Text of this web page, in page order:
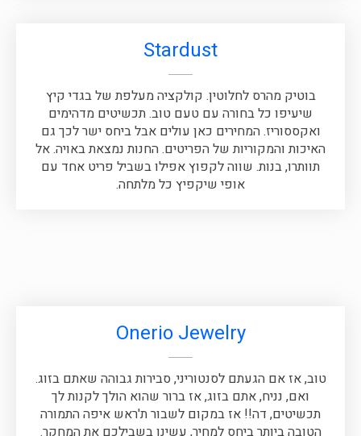
Stardust
בוטיק מהרס לחלוטין. קולקציה מעלפת של בגדי קיץ
שיעיפו כל בחורה עם טעם טוב. תכשיטים מדהימים
ואקססוריז. המחירים כאן עולים אבל ביחס ישר לכך גם
האיכות והמקוריות של הפריטים. החנות נמצאת באויה. אל
תוותרו, בנות. שווה לקפוץ אפילו בשביל פריט אחד עם
אופי שיקפיץ כל מלתחה.
Onerio Jewelry
טוב, אז אם הגעתם לסנטוריני, סבירות גבוהה שאתם בזוג.
ואם, נניח, אתם בזוג, אז ברור שהוא הולך לקנות לך
תכשיטים, דה!! אז במקום לשבור ת'ראש איפה התמורה
הטובה ביותר ביחס למחיר, עשינו בשבילכם את המחקר.